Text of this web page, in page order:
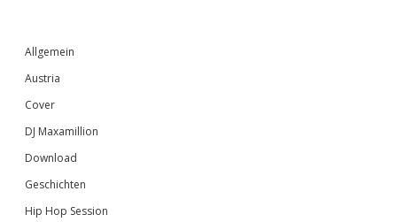
Sidebar
Allgemein
Austria
Cover
DJ Maxamillion
Download
Geschichten
Hip Hop Session